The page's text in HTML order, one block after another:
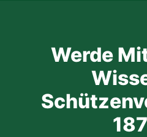
Werde